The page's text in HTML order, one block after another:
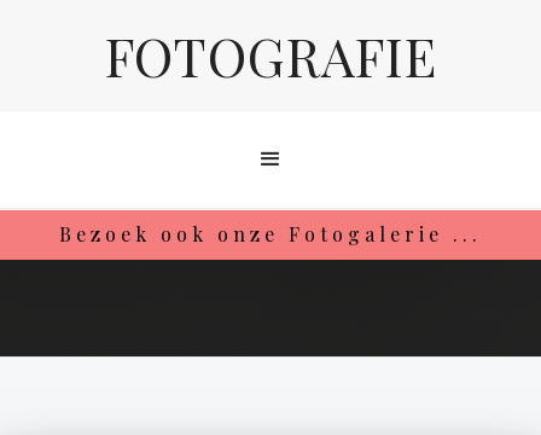
FOTOGRAFIE
Bezoek ook onze Fotogalerie ...